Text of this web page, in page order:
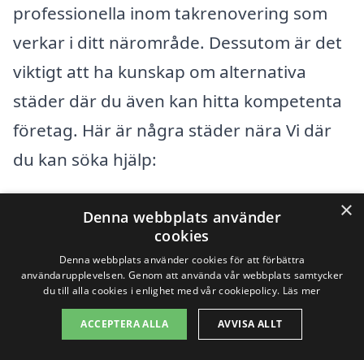
professionella inom takrenovering som
verkar i ditt närområde. Dessutom är det
viktigt att ha kunskap om alternativa
städer där du även kan hitta kompetenta
företag. Här är några städer nära Vi där
du kan söka hjälp:
Sundsvall
Timrå
Kramfors
Härnösand
×
Denna webbplats använder
cookies
Denna webbplats använder cookies för att förbättra
användarupplevelsen. Genom att använda vår webbplats samtycker
du till alla cookies i enlighet med vår cookiepolicy. Läs mer
ACCEPTERA ALLA AVVISA ALLT